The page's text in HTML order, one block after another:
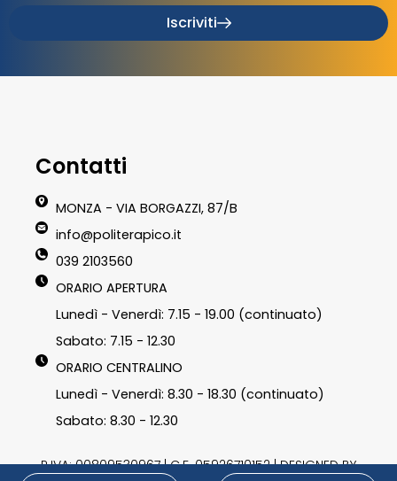
Iscriviti
Contatti
MONZA - VIA BORGAZZI, 87/B
info@politerapico.it
039 2103560
ORARIO APERTURA
Lunedì - Venerdì: 7.15 - 19.00 (continuato)
Sabato: 7.15 - 12.30
ORARIO CENTRALINO
Lunedì - Venerdì: 8.30 - 18.30 (continuato)
Sabato: 8.30 - 12.30
P.IVA: 00809530967 | C.F. 05926710152 | DESIGNED BY